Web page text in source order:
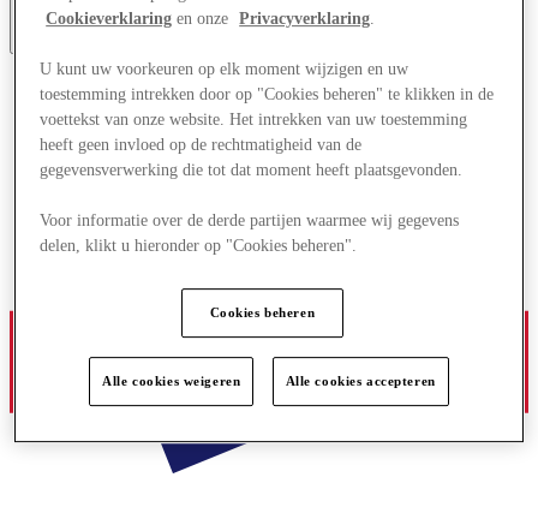
Cookieverklaring en onze Privacyverklaring.
U kunt uw voorkeuren op elk moment wijzigen en uw
toestemming intrekken door op "Cookies beheren" te klikken in de
voettekst van onze website. Het intrekken van uw toestemming
heeft geen invloed op de rechtmatigheid van de
gegevensverwerking die tot dat moment heeft plaatsgevonden.
Voor informatie over de derde partijen waarmee wij gegevens
delen, klikt u hieronder op "Cookies beheren".
Cookies beheren
Alle cookies weigeren Alle cookies accepteren